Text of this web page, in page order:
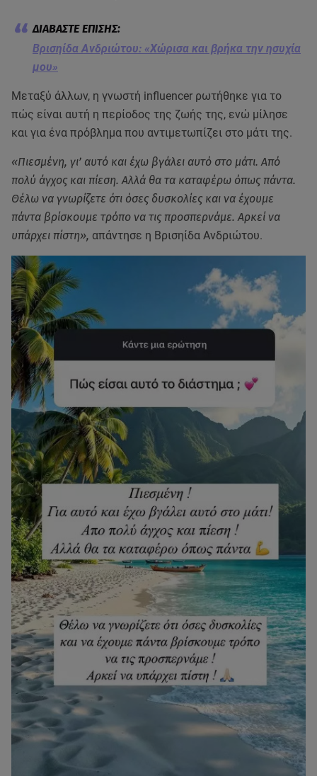
Βρισηίδα Ανδριώτου: «Χώρισα και βρήκα την ησυχία
μου»
Μεταξύ άλλων, η γνωστή influencer ρωτήθηκε για το
πώς είναι αυτή η περίοδος της ζωής της, ενώ μίλησε
και για ένα πρόβλημα που αντιμετωπίζει στο μάτι της.
«Πιεσμένη, γι’ αυτό και έχω βγάλει αυτό στο μάτι. Από
πολύ άγχος και πίεση. Αλλά θα τα καταφέρω όπως πάντα.
Θέλω να γνωρίζετε ότι όσες δυσκολίες και να έχουμε
πάντα βρίσκουμε τρόπο να τις προσπερνάμε. Αρκεί να
υπάρχει πίστη», απάντησε η Βρισηίδα Ανδριώτου.